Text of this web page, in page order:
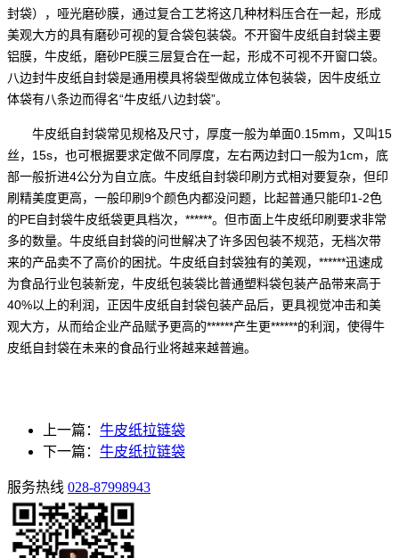
封袋），哑光磨砂膜，通过复合工艺将这几种材料压合在一起，形成
美观大方的具有磨砂可视的复合袋包装袋。不开窗牛皮纸自封袋主要
铝膜，牛皮纸，磨砂PE膜三层复合在一起，形成不可视不开窗口袋。
八边封牛皮纸自封袋是通用模具将袋型做成立体包装袋，因牛皮纸立
体袋有八条边而得名“牛皮纸八边封袋”。
牛皮纸自封袋常见规格及尺寸，厚度一般为单面0.15mm，又叫15
丝，15s，也可根据要求定做不同厚度，左右两边封口一般为1cm，底
部一般折进4公分为自立底。牛皮纸自封袋印刷方式相对要复杂，但印
刷精美度更高，一般印刷9个颜色内都没问题，比起普通只能印1-2色
的PE自封袋牛皮纸袋更具档次，******。但市面上牛皮纸印刷要求非常
多的数量。牛皮纸自封袋的问世解决了许多因包装不规范，无档次带
来的产品卖不了高价的困扰。牛皮纸自封袋独有的美观，******迅速成
为食品行业包装新宠，牛皮纸包装袋比普通塑料袋包装产品带来高于
40%以上的利润，正因牛皮纸自封袋包装产品后，更具视觉冲击和美
观大方，从而给企业产品赋予更高的******产生更******的利润，使得牛
皮纸自封袋在未来的食品行业将越来越普遍。
上一篇： 牛皮纸拉链袋
下一篇： 牛皮纸拉链袋
服务热线 028-87998943